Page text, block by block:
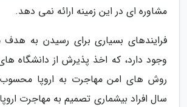
مشاوره ای در این زمینه ارائه نمی دهد.
فرایندهای بسیاری برای رسیدن به هدف
وجود دارد، که اخذ پذیرش از دانشگاه
روش های امن مهاجرت به اروپا
سال افراد بیشماری تصمیم به مهاجرت